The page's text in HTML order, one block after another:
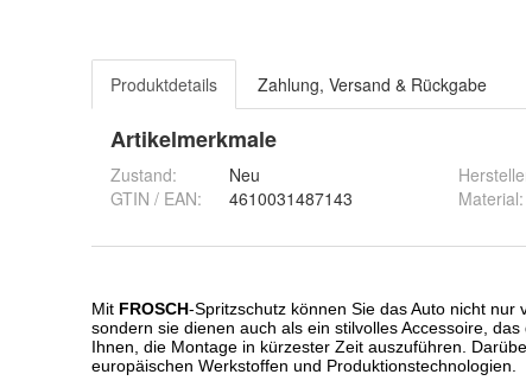
Produktdetails Zahlung, Versand & Rückgabe
Artikelmerkmale
Zustand:
Neu
GTIN / EAN:
4610031487143
Material: